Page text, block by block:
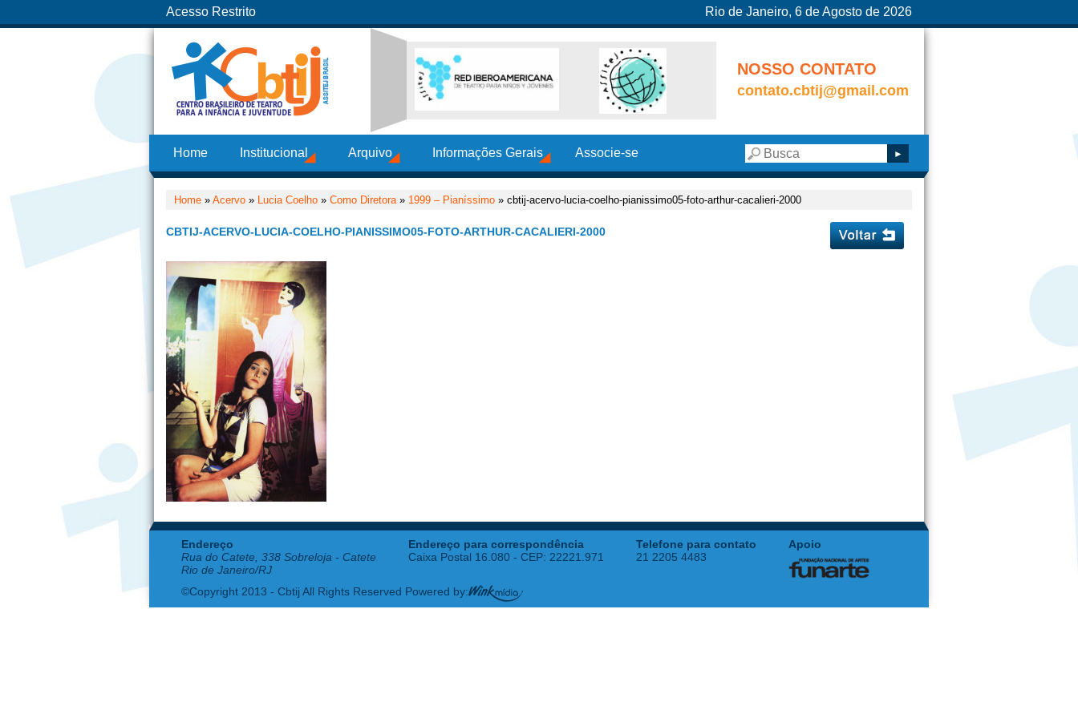
Acesso Restrito Rio de Janeiro, 6 de Agosto de 2026
NOSSO CONTATO
contato.cbtij@gmail.com
Home Institucional Arquivo Informações Gerais Associe-se
Home » Acervo » Lucia Coelho » Como Diretora» 1999 – Pianíssimo » cbtij-acervo-lucia-coelho-pianissimo05-foto-arthur-cacalieri-2000
CBTIJ-ACERVO-LUCIA-COELHO-PIANISSIMO05-FOTO-ARTHUR-CACALIERI-2000
Endereço
Rua do Catete, 338 Sobreloja - Catete
Rio de Janeiro/RJ
Endereço para correspondência
Caixa Postal 16.080 - CEP: 22221.971
Telefone para contato
21 2205 4483
Apoio
©Copyright 2013 - Cbtij All Rights Reserved Powered by: